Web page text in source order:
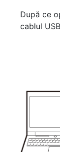
După ce
cablul